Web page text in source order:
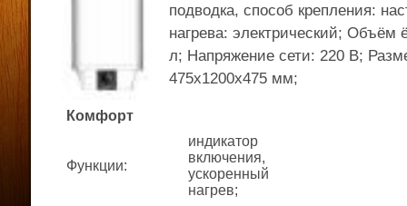
подводка, способ крепления:
нагрева: электрический; Объём
л; Напряжение сети: 220 В;
475x1200x475 мм;
Комфорт
Функции:
индикатор
включения,
ускоренный
нагрев;